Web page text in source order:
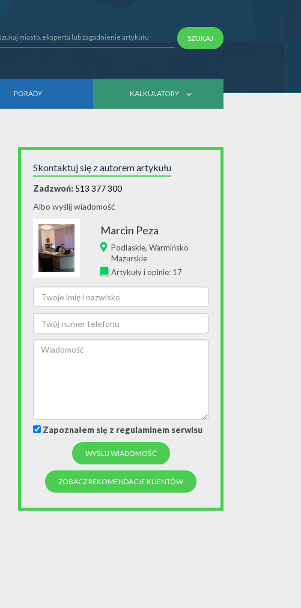
SZUKAJ
PORADY KALKULATORY
Skontaktuj się z autorem artykułu
Zadzwoń: 513 377 300
Albo wyślij wiadomość
Marcin Peza
Podlaskie,Warmińsko
Mazurskie
Artykuły i opinie: 17
Zapoznałem się z regulaminem serwisu
ZOBACZ REKOMENDACJE KLIENTÓW